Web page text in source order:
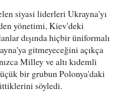
siyasi liderleri Ukrayna'yı
yönetimi, Kiev'deki
dışında hiçbir üniformalı
gitmeyeceğini açıkça
Milley ve altı kıdemli
bir grubun Polonya'daki
söyledi.